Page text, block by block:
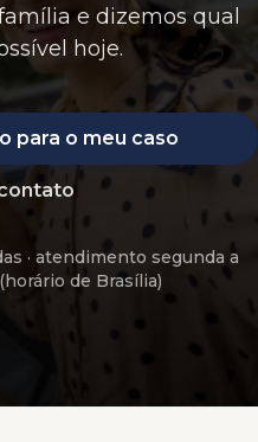
e dizemos qual
hoje.
para o meu caso
· atendimento segunda a
de Brasília)